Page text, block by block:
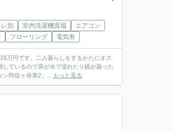
別 室内洗濯機置場
エアコン
フローリング 電気有
万円です。二人暮らしをするかたにオス
ているので床が水で濡れたり鏡が曇った
ン阿佐ヶ谷第2」... もっと見る